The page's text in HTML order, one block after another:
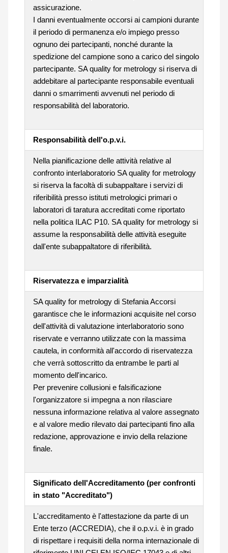
assicurazione.
I danni eventualmente occorsi ai campioni durante
il periodo di permanenza e/o impiego presso
ognuno dei partecipanti, nonché durante la
spedizione del campione sono a carico del singolo
partecipante. SA quality for metrology si riserva di
addebitare al partecipante responsabile eventuali
danni o smarrimenti avvenuti nel periodo di
responsabilità del laboratorio.
Responsabilità dell'o.p.v.i.
Nella pianificazione delle attività relative al
confronto interlaboratorio SA quality for metrology
si riserva la facoltà di subappaltare i servizi di
riferibilità presso istituti metrologici primari o
laboratori di taratura accreditati come riportato
nella politica ILAC P10. SA quality for metrology si
assume la responsabilità delle attività eseguite
dall'ente subappaltatore di riferibilità.
Riservatezza e imparzialità
SA quality for metrology di Stefania Accorsi
garantisce che le informazioni acquisite nel corso
dell'attività di valutazione interlaboratorio sono
riservate e verranno utilizzate con la massima
cautela, in conformità all'accordo di riservatezza
che verrà sottoscritto da entrambe le parti al
momento dell'incarico.
Per prevenire collusioni e falsificazione
l'organizzatore si impegna a non rilasciare
nessuna informazione relativa al valore assegnato
e al valore medio rilevato dai partecipanti fino alla
redazione, approvazione e invio della relazione
finale.
Significato dell'Accreditamento (per confronti
in stato "Accreditato")
L'accreditamento è l'attestazione da parte di un
Ente terzo (ACCREDIA), che il o.p.v.i. è in grado
di rispettare i requisiti della norma internazionale di